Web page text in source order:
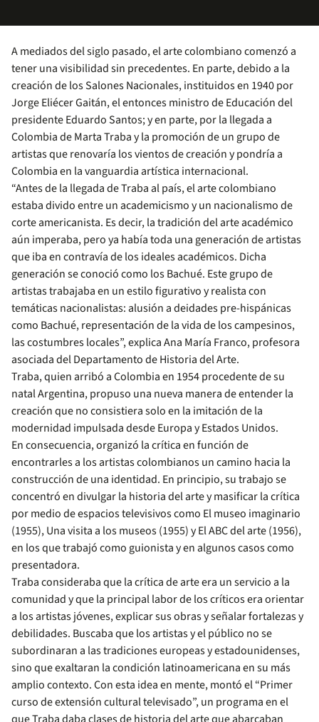
A mediados del siglo pasado, el arte colombiano comenzó a
tener una visibilidad sin precedentes. En parte, debido a la
creación de los Salones Nacionales, instituidos en 1940 por
Jorge Eliécer Gaitán, el entonces ministro de Educación del
presidente Eduardo Santos; y en parte, por la llegada a
Colombia de Marta Traba y la promoción de un grupo de
artistas que renovaría los vientos de creación y pondría a
Colombia en la vanguardia artística internacional.
“Antes de la llegada de Traba al país, el arte colombiano
estaba divido entre un academicismo y un nacionalismo de
corte americanista. Es decir, la tradición del arte académico
aún imperaba, pero ya había toda una generación de artistas
que iba en contravía de los ideales académicos. Dicha
generación se conoció como los Bachué. Este grupo de
artistas trabajaba en un estilo figurativo y realista con
temáticas nacionalistas: alusión a deidades pre-hispánicas
como Bachué, representación de la vida de los campesinos,
las costumbres locales”, explica Ana María Franco, profesora
asociada del Departamento de Historia del Arte.
Traba, quien arribó a Colombia en 1954 procedente de su
natal Argentina, propuso una nueva manera de entender la
creación que no consistiera solo en la imitación de la
modernidad impulsada desde Europa y Estados Unidos.
En consecuencia, organizó la crítica en función de
encontrarles a los artistas colombianos un camino hacia la
construcción de una identidad. En principio, su trabajo se
concentró en divulgar la historia del arte y masificar la crítica
por medio de espacios televisivos como El museo imaginario
(1955), Una visita a los museos (1955) y El ABC del arte (1956),
en los que trabajó como guionista y en algunos casos como
presentadora.
Traba consideraba que la crítica de arte era un servicio a la
comunidad y que la principal labor de los críticos era orientar
a los artistas jóvenes, explicar sus obras y señalar fortalezas y
debilidades. Buscaba que los artistas y el público no se
subordinaran a las tradiciones europeas y estadounidenses,
sino que exaltaran la condición latinoamericana en su más
amplio contexto. Con esta idea en mente, montó el “Primer
curso de extensión cultural televisado”, un programa en el